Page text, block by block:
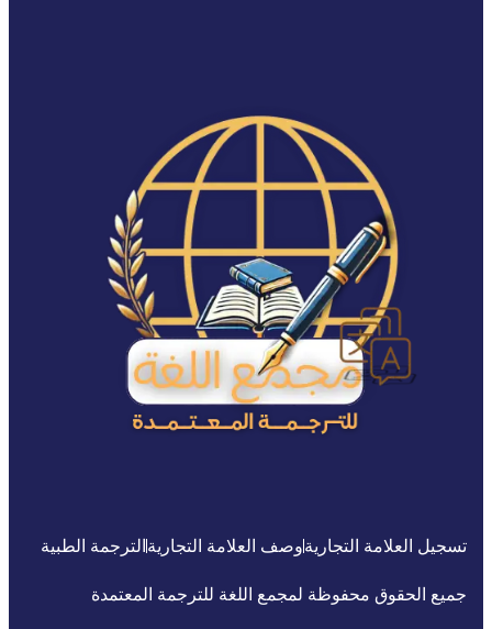
تسجيل العلامة التجاريةوصف العلامة التجارية الترجمة الطبية
جميع الحقوق محفوظة لمجمع اللغة للترجمة المعتمدة